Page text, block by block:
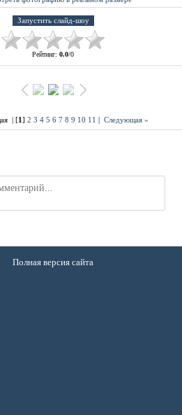
Рейтинг: 0.0/0
| [1 ] 2 3 4 5 6 7 8 9 10 11 Следующая »
Полная версия сайта